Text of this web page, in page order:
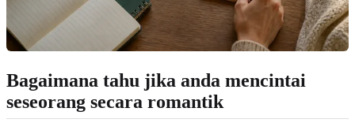
Bagaimana tahu jika anda mencintai
seseorang secara romantik